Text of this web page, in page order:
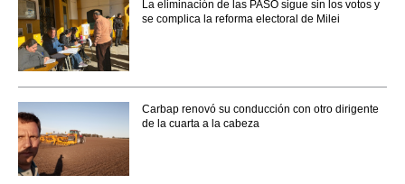
La eliminación de las PASO sigue sin los votos y
se complica la reforma electoral de Milei
Carbap renovó su conducción con otro dirigente
de la cuarta a la cabeza